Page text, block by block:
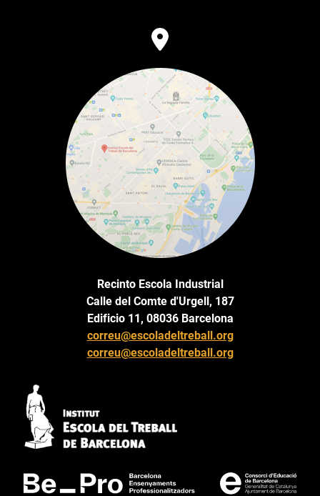
Recinto Escola Industrial
Calle del Comte d'Urgell, 187
Edificio 11, 08036 Barcelona
correu@escoladeltreball.org
correu@escoladeltreball.org